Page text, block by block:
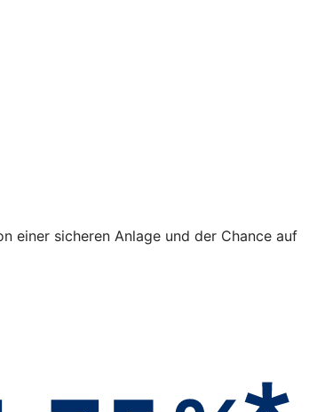
einer sicheren Anlage und der Chance auf